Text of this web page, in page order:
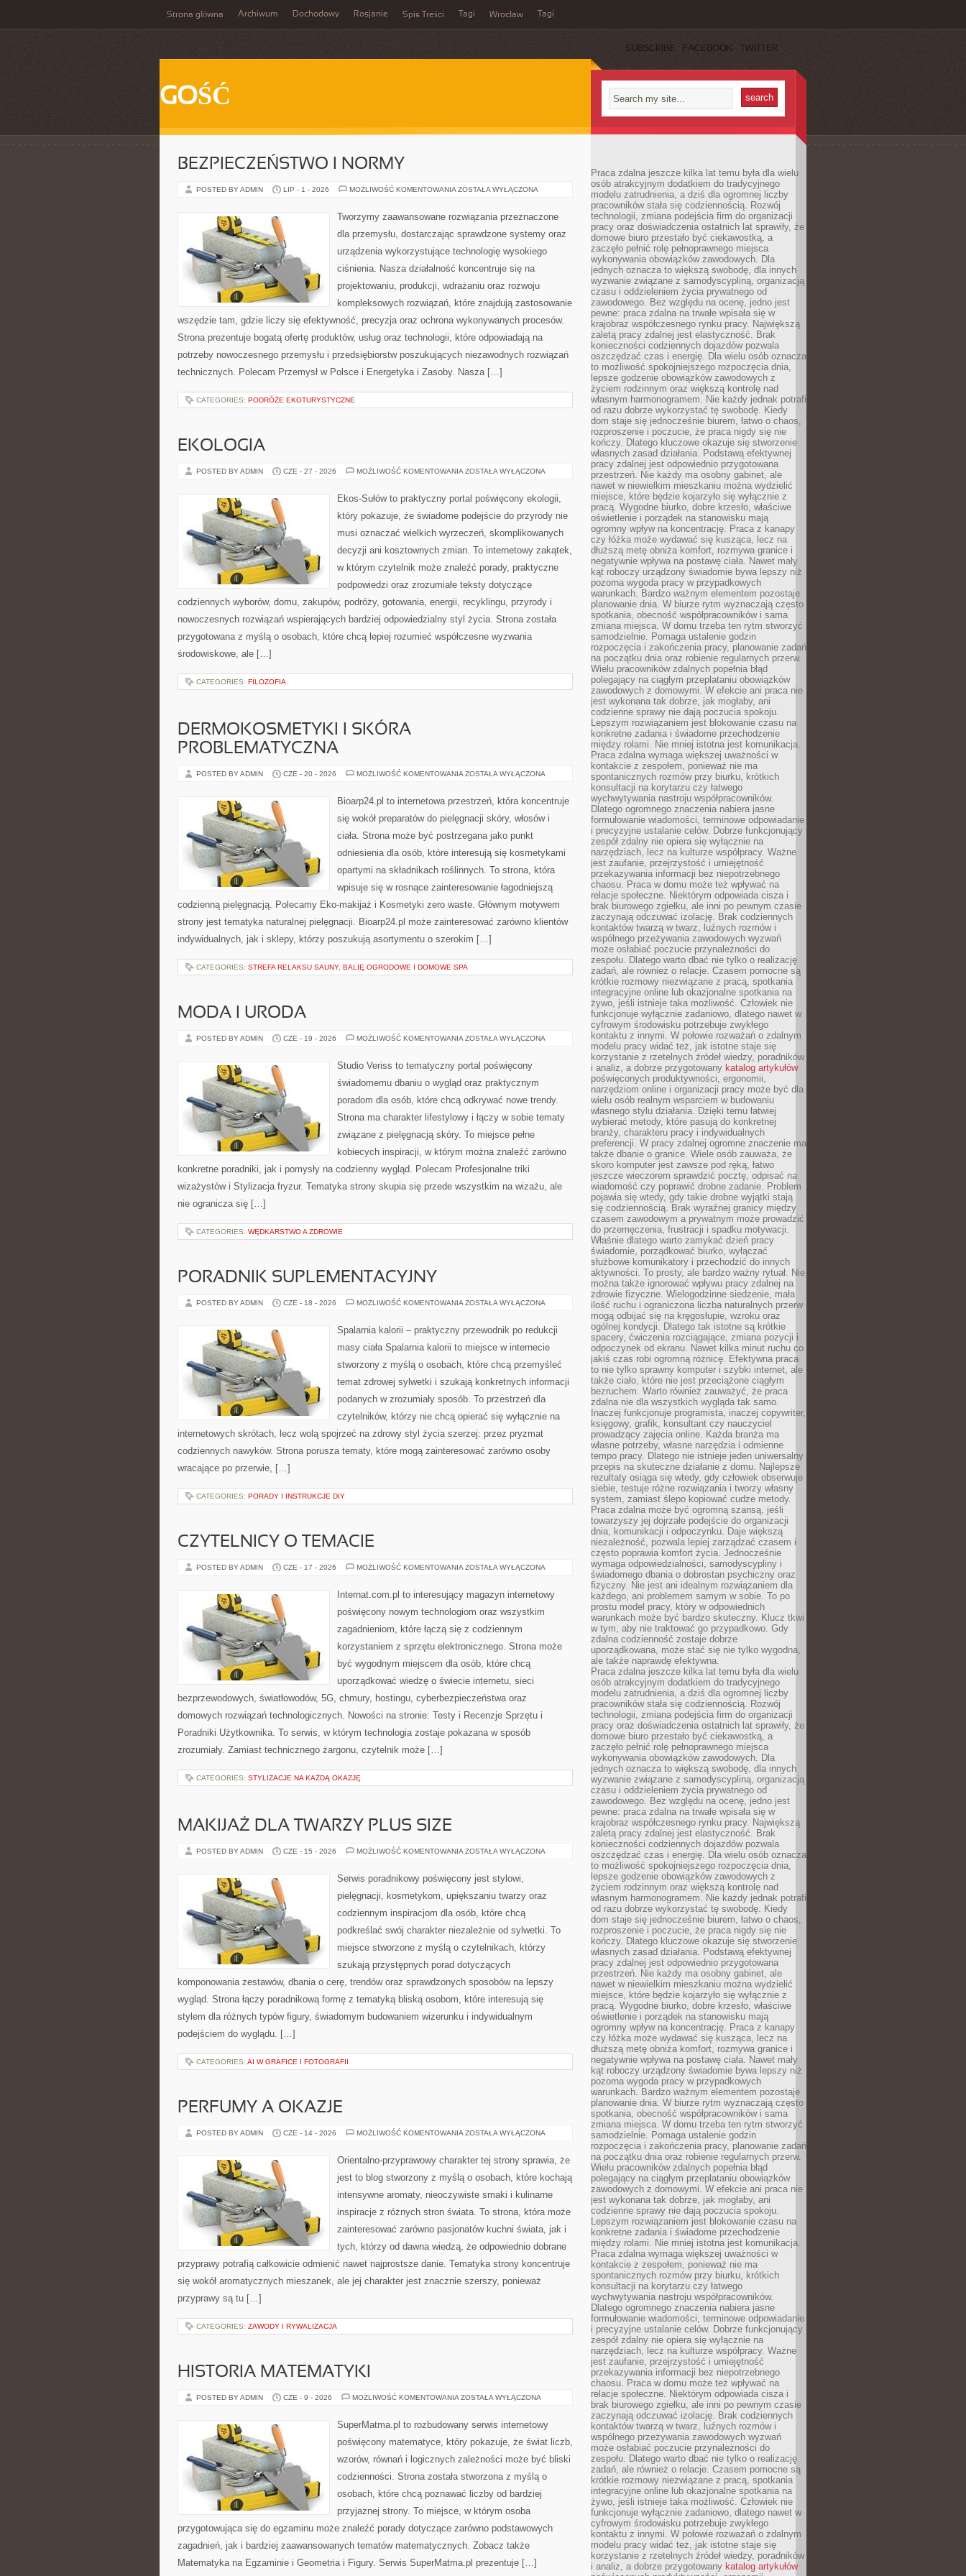
Strona główna Archiwum Dochodowy Rosjanie Spis Treści Tagi Wrocław Tagi
SUBSCRIBE FACEBOOK TWITTER
GOŚĆ
BEZPIECZEŃSTWO I NORMY
POSTED BY ADMIN LIP - 1 - 2026 MOŻLIWOŚĆ KOMENTOWANIA BEZPIECZEŃSTWO
ZOSTAŁA WYŁĄCZONA
Tworzymy zaawansowane rozwiązania przeznaczone
dla przemysłu, dostarczając sprawdzone systemy oraz
urządzenia wykorzystujące technologię wysokiego
ciśnienia. Nasza działalność koncentruje się na
projektowaniu, produkcji, wdrażaniu oraz rozwoju
kompleksowych rozwiązań, które znajdują zastosowanie
wszędzie tam, gdzie liczy się efektywność, precyzja oraz ochrona wykonywanych procesów.
Strona prezentuje bogatą ofertę produktów, usług oraz technologii, które odpowiadają na
potrzeby nowoczesnego przemysłu i przedsiębiorstw poszukujących niezawodnych rozwiązań
technicznych. Polecam Przemysł w Polsce i Energetyka i Zasoby. Nasza […]
CATEGORIES: PODRÓŻE EKOTURYSTYCZNE
EKOLOGIA
POSTED BY ADMIN CZE - 27 - 2026 MOŻLIWOŚĆ KOMENTOWANIA EKOLOGIA
ZOSTAŁA WYŁĄCZONA
Ekos-Sułów to praktyczny portal poświęcony ekologii,
który pokazuje, że świadome podejście do przyrody nie
musi oznaczać wielkich wyrzeczeń, skomplikowanych
decyzji ani kosztownych zmian. To internetowy zakątek,
w którym czytelnik może znaleźć porady, praktyczne
podpowiedzi oraz zrozumiałe teksty dotyczące
codziennych wyborów, domu, zakupów, podróży, gotowania, energii, recyklingu, przyrody i
nowoczesnych rozwiązań wspierających bardziej odpowiedzialny styl życia. Strona została
przygotowana z myślą o osobach, które chcą lepiej rozumieć współczesne wyzwania
środowiskowe, ale […]
CATEGORIES: FILOZOFIA
DERMOKOSMETYKI I SKÓRA
PROBLEMATYCZNA
POSTED BY ADMIN CZE - 20 - 2026 MOŻLIWOŚĆ KOMENTOWANIA DERMOKOSMETYKI
PROBLEMATYCZNA
ZOSTAŁA WYŁĄCZONA
Bioarp24.pl to internetowa przestrzeń, która koncentruje
się wokół preparatów do pielęgnacji skóry, włosów i
ciała. Strona może być postrzegana jako punkt
odniesienia dla osób, które interesują się kosmetykami
opartymi na składnikach roślinnych. To strona, która
wpisuje się w rosnące zainteresowanie łagodniejszą
codzienną pielęgnacją. Polecamy Eko-makijaż i Kosmetyki zero waste. Głównym motywem
strony jest tematyka naturalnej pielęgnacji. Bioarp24.pl może zainteresować zarówno klientów
indywidualnych, jak i sklepy, którzy poszukują asortymentu o szerokim […]
CATEGORIES: STREFA RELAKSU SAUNY, BALIĘ OGRODOWE I DOMOWE SPA
MODA I URODA
POSTED BY ADMIN CZE - 19 - 2026 MOŻLIWOŚĆ KOMENTOWANIA MODA
ZOSTAŁA WYŁĄCZONA
Studio Veriss to tematyczny portal poświęcony
świadomemu dbaniu o wygląd oraz praktycznym
poradom dla osób, które chcą odkrywać nowe trendy.
Strona ma charakter lifestylowy i łączy w sobie tematy
związane z pielęgnacją skóry. To miejsce pełne
kobiecych inspiracji, w którym można znaleźć zarówno
konkretne poradniki, jak i pomysły na codzienny wygląd. Polecam Profesjonalne triki
wizażystów i Stylizacja fryzur. Tematyka strony skupia się przede wszystkim na wizażu, ale
nie ogranicza się […]
CATEGORIES: WĘDKARSTWO A ZDROWIE
PORADNIK SUPLEMENTACYJNY
POSTED BY ADMIN CZE - 18 - 2026 MOŻLIWOŚĆ KOMENTOWANIA PORADNIK
ZOSTAŁA WYŁĄCZONA
Spalarnia kalorii – praktyczny przewodnik po redukcji
masy ciała Spalarnia kalorii to miejsce w internecie
stworzony z myślą o osobach, które chcą przemyśleć
temat zdrowej sylwetki i szukają konkretnych informacji
podanych w zrozumiały sposób. To przestrzeń dla
czytelników, którzy nie chcą opierać się wyłącznie na
internetowych skrótach, lecz wolą spojrzeć na zdrowy styl życia szerzej: przez pryzmat
codziennych nawyków. Strona porusza tematy, które mogą zainteresować zarówno osoby
wracające po przerwie, […]
CATEGORIES: PORADY I INSTRUKCJE DIY
CZYTELNICY O TEMACIE
POSTED BY ADMIN CZE - 17 - 2026 MOŻLIWOŚĆ KOMENTOWANIA CZYTELNICY
ZOSTAŁA WYŁĄCZONA
Internat.com.pl to interesujący magazyn internetowy
poświęcony nowym technologiom oraz wszystkim
zagadnieniom, które łączą się z codziennym
korzystaniem z sprzętu elektronicznego. Strona może
być wygodnym miejscem dla osób, które chcą
uporządkować wiedzę o świecie internetu, sieci
bezprzewodowych, światłowodów, 5G, chmury, hostingu, cyberbezpieczeństwa oraz
domowych rozwiązań technologicznych. Nowości na stronie: Testy i Recenzje Sprzętu i
Poradniki Użytkownika. To serwis, w którym technologia zostaje pokazana w sposób
zrozumiały. Zamiast technicznego żargonu, czytelnik może […]
CATEGORIES: STYLIZACJE NA KAŻDĄ OKAZJĘ
MAKIJAŻ DLA TWARZY PLUS SIZE
POSTED BY ADMIN CZE - 15 - 2026 MOŻLIWOŚĆ KOMENTOWANIA MAKIJAŻ
PLUS
SIZE
ZOSTAŁA WYŁĄCZONA
Serwis poradnikowy poświęcony jest stylowi,
pielęgnacji, kosmetykom, upiększaniu twarzy oraz
codziennym inspiracjom dla osób, które chcą
podkreślać swój charakter niezależnie od sylwetki. To
miejsce stworzone z myślą o czytelnikach, którzy
szukają przystępnych porad dotyczących
komponowania zestawów, dbania o cerę, trendów oraz sprawdzonych sposobów na lepszy
wygląd. Strona łączy poradnikową formę z tematyką bliską osobom, które interesują się
stylem dla różnych typów figury, świadomym budowaniem wizerunku i indywidualnym
podejściem do wyglądu. […]
CATEGORIES: AI W GRAFICE I FOTOGRAFII
PERFUMY A OKAZJE
POSTED BY ADMIN CZE - 14 - 2026 MOŻLIWOŚĆ KOMENTOWANIA PERFUMY
ZOSTAŁA WYŁĄCZONA
Orientalno-przyprawowy charakter tej strony sprawia, że
jest to blog stworzony z myślą o osobach, które kochają
intensywne aromaty, nieoczywiste smaki i kulinarne
inspiracje z różnych stron świata. To strona, która może
zainteresować zarówno pasjonatów kuchni świata, jak i
tych, którzy od dawna wiedzą, że odpowiednio dobrane
przyprawy potrafią całkowicie odmienić nawet najprostsze danie. Tematyka strony koncentruje
się wokół aromatycznych mieszanek, ale jej charakter jest znacznie szerszy, ponieważ
przyprawy są tu […]
CATEGORIES: ZAWODY I RYWALIZACJA
HISTORIA MATEMATYKI
POSTED BY ADMIN CZE - 9 - 2026 MOŻLIWOŚĆ KOMENTOWANIA HISTORIA
ZOSTAŁA WYŁĄCZONA
SuperMatma.pl to rozbudowany serwis internetowy
poświęcony matematyce, który pokazuje, że świat liczb,
wzorów, równań i logicznych zależności może być bliski
codzienności. Strona została stworzona z myślą o
osobach, które chcą poznawać liczby od bardziej
przyjaznej strony. To miejsce, w którym osoba
przygotowująca się do egzaminu może znaleźć porady dotyczące zarówno podstawowych
zagadnień, jak i bardziej zaawansowanych tematów matematycznych. Zobacz także
Matematyka na Egzaminie i Geometria i Figury. Serwis SuperMatma.pl prezentuje […]
Praca zdalna jeszcze kilka lat temu była dla wielu
osób atrakcyjnym dodatkiem do tradycyjnego
modelu zatrudnienia, a dziś dla ogromnej liczby
pracowników stała się codziennością. Rozwój
technologii, zmiana podejścia firm do organizacji
pracy oraz doświadczenia ostatnich lat sprawiły, że
domowe biuro przestało być ciekawostką, a
zaczęło pełnić rolę pełnoprawnego miejsca
wykonywania obowiązków zawodowych. Dla
jednych oznacza to większą swobodę, dla innych
wyzwanie związane z samodyscypliną, organizacją
czasu i oddzieleniem życia prywatnego od
zawodowego. Bez względu na ocenę, jedno jest
pewne: praca zdalna na trwałe wpisała się w
krajobraz współczesnego rynku pracy. Największą
zaletą pracy zdalnej jest elastyczność. Brak
konieczności codziennych dojazdów pozwala
oszczędzać czas i energię. Dla wielu osób oznacza
to możliwość spokojniejszego rozpoczęcia dnia,
lepsze godzenie obowiązków zawodowych z
życiem rodzinnym oraz większą kontrolę nad
własnym harmonogramem. Nie każdy jednak potrafi
od razu dobrze wykorzystać tę swobodę. Kiedy
dom staje się jednocześnie biurem, łatwo o chaos,
rozproszenie i poczucie, że praca nigdy się nie
kończy. Dlatego kluczowe okazuje się stworzenie
własnych zasad działania. Podstawą efektywnej
pracy zdalnej jest odpowiednio przygotowana
przestrzeń. Nie każdy ma osobny gabinet, ale
nawet w niewielkim mieszkaniu można wydzielić
miejsce, które będzie kojarzyło się wyłącznie z
pracą. Wygodne biurko, dobre krzesło, właściwe
oświetlenie i porządek na stanowisku mają
ogromny wpływ na koncentrację. Praca z kanapy
czy łóżka może wydawać się kusząca, lecz na
dłuższą metę obniża komfort, rozmywa granice i
negatywnie wpływa na postawę ciała. Nawet mały
kąt roboczy urządzony świadomie bywa lepszy niż
pozorna wygoda pracy w przypadkowych
warunkach. Bardzo ważnym elementem pozostaje
planowanie dnia. W biurze rytm wyznaczają często
spotkania, obecność współpracowników i sama
zmiana miejsca. W domu trzeba ten rytm stworzyć
samodzielnie. Pomaga ustalenie godzin
rozpoczęcia i zakończenia pracy, planowanie zadań
na początku dnia oraz robienie regularnych przerw.
Wielu pracowników zdalnych popełnia błąd
polegający na ciągłym przeplataniu obowiązków
zawodowych z domowymi. W efekcie ani praca nie
jest wykonana tak dobrze, jak mogłaby, ani
codzienne sprawy nie dają poczucia spokoju.
Lepszym rozwiązaniem jest blokowanie czasu na
konkretne zadania i świadome przechodzenie
między rolami. Nie mniej istotna jest komunikacja.
Praca zdalna wymaga większej uważności w
kontakcie z zespołem, ponieważ nie ma
spontanicznych rozmów przy biurku, krótkich
konsultacji na korytarzu czy łatwego
wychwytywania nastroju współpracowników.
Dlatego ogromnego znaczenia nabiera jasne
formułowanie wiadomości, terminowe odpowiadanie
i precyzyjne ustalanie celów. Dobrze funkcjonujący
zespół zdalny nie opiera się wyłącznie na
narzędziach, lecz na kulturze współpracy. Ważne
jest zaufanie, przejrzystość i umiejętność
przekazywania informacji bez niepotrzebnego
chaosu. Praca w domu może też wpływać na
relacje społeczne. Niektórym odpowiada cisza i
brak biurowego zgiełku, ale inni po pewnym czasie
zaczynają odczuwać izolację. Brak codziennych
kontaktów twarzą w twarz, luźnych rozmów i
wspólnego przeżywania zawodowych wyzwań
może osłabiać poczucie przynależności do
zespołu. Dlatego warto dbać nie tylko o realizację
zadań, ale również o relacje. Czasem pomocne są
krótkie rozmowy niezwiązane z pracą, spotkania
integracyjne online lub okazjonalne spotkania na
żywo, jeśli istnieje taka możliwość. Człowiek nie
funkcjonuje wyłącznie zadaniowo, dlatego nawet w
cyfrowym środowisku potrzebuje zwykłego
kontaktu z innymi. W połowie rozważań o zdalnym
modelu pracy widać też, jak istotne staje się
korzystanie z rzetelnych źródeł wiedzy, poradników
i analiz, a dobrze przygotowany katalog artykułów
poświęconych produktywności, ergonomii,
narzędziom online i organizacji pracy może być dla
wielu osób realnym wsparciem w budowaniu
własnego stylu działania. Dzięki temu łatwiej
wybierać metody, które pasują do konkretnej
branży, charakteru pracy i indywidualnych
preferencji. W pracy zdalnej ogromne znaczenie ma
także dbanie o granice. Wiele osób zauważa, że
skoro komputer jest zawsze pod ręką, łatwo
jeszcze wieczorem sprawdzić pocztę, odpisać na
wiadomość czy poprawić drobne zadanie. Problem
pojawia się wtedy, gdy takie drobne wyjątki stają
się codziennością. Brak wyraźnej granicy między
czasem zawodowym a prywatnym może prowadzić
do przemęczenia, frustracji i spadku motywacji.
Właśnie dlatego warto zamykać dzień pracy
świadomie, porządkować biurko, wyłączać
służbowe komunikatory i przechodzić do innych
aktywności. To prosty, ale bardzo ważny rytuał. Nie
można także ignorować wpływu pracy zdalnej na
zdrowie fizyczne. Wielogodzinne siedzenie, mała
ilość ruchu i ograniczona liczba naturalnych przerw
mogą odbijać się na kręgosłupie, wzroku oraz
ogólnej kondycji. Dlatego tak istotne są krótkie
spacery, ćwiczenia rozciągające, zmiana pozycji i
odpoczynek od ekranu. Nawet kilka minut ruchu co
jakiś czas robi ogromną różnicę. Efektywna praca
to nie tylko sprawny komputer i szybki internet, ale
także ciało, które nie jest przeciążone ciągłym
bezruchem. Warto również zauważyć, że praca
zdalna nie dla wszystkich wygląda tak samo.
Inaczej funkcjonuje programista, inaczej copywriter,
księgowy, grafik, konsultant czy nauczyciel
prowadzący zajęcia online. Każda branża ma
własne potrzeby, własne narzędzia i odmienne
tempo pracy. Dlatego nie istnieje jeden uniwersalny
przepis na skuteczne działanie z domu. Najlepsze
rezultaty osiąga się wtedy, gdy człowiek obserwuje
siebie, testuje różne rozwiązania i tworzy własny
system, zamiast ślepo kopiować cudze metody.
Praca zdalna może być ogromną szansą, jeśli
towarzyszy jej dojrzałe podejście do organizacji
dnia, komunikacji i odpoczynku. Daje większą
niezależność, pozwala lepiej zarządzać czasem i
często poprawia komfort życia. Jednocześnie
wymaga odpowiedzialności, samodyscypliny i
świadomego dbania o dobrostan psychiczny oraz
fizyczny. Nie jest ani idealnym rozwiązaniem dla
każdego, ani problemem samym w sobie. To po
prostu model pracy, który w odpowiednich
warunkach może być bardzo skuteczny. Klucz tkwi
w tym, aby nie traktować go przypadkowo. Gdy
zdalna codzienność zostaje dobrze
uporządkowana, może stać się nie tylko wygodna,
ale także naprawdę efektywna.
Praca zdalna jeszcze kilka lat temu była dla wielu
osób atrakcyjnym dodatkiem do tradycyjnego
modelu zatrudnienia, a dziś dla ogromnej liczby
pracowników stała się codziennością. Rozwój
technologii, zmiana podejścia firm do organizacji
pracy oraz doświadczenia ostatnich lat sprawiły, że
domowe biuro przestało być ciekawostką, a
zaczęło pełnić rolę pełnoprawnego miejsca
wykonywania obowiązków zawodowych. Dla
jednych oznacza to większą swobodę, dla innych
wyzwanie związane z samodyscypliną, organizacją
czasu i oddzieleniem życia prywatnego od
zawodowego. Bez względu na ocenę, jedno jest
pewne: praca zdalna na trwałe wpisała się w
krajobraz współczesnego rynku pracy. Największą
zaletą pracy zdalnej jest elastyczność. Brak
konieczności codziennych dojazdów pozwala
oszczędzać czas i energię. Dla wielu osób oznacza
to możliwość spokojniejszego rozpoczęcia dnia,
lepsze godzenie obowiązków zawodowych z
życiem rodzinnym oraz większą kontrolę nad
własnym harmonogramem. Nie każdy jednak potrafi
od razu dobrze wykorzystać tę swobodę. Kiedy
dom staje się jednocześnie biurem, łatwo o chaos,
rozproszenie i poczucie, że praca nigdy się nie
kończy. Dlatego kluczowe okazuje się stworzenie
własnych zasad działania. Podstawą efektywnej
pracy zdalnej jest odpowiednio przygotowana
przestrzeń. Nie każdy ma osobny gabinet, ale
nawet w niewielkim mieszkaniu można wydzielić
miejsce, które będzie kojarzyło się wyłącznie z
pracą. Wygodne biurko, dobre krzesło, właściwe
oświetlenie i porządek na stanowisku mają
ogromny wpływ na koncentrację. Praca z kanapy
czy łóżka może wydawać się kusząca, lecz na
dłuższą metę obniża komfort, rozmywa granice i
negatywnie wpływa na postawę ciała. Nawet mały
kąt roboczy urządzony świadomie bywa lepszy niż
pozorna wygoda pracy w przypadkowych
warunkach. Bardzo ważnym elementem pozostaje
planowanie dnia. W biurze rytm wyznaczają często
spotkania, obecność współpracowników i sama
zmiana miejsca. W domu trzeba ten rytm stworzyć
samodzielnie. Pomaga ustalenie godzin
rozpoczęcia i zakończenia pracy, planowanie zadań
na początku dnia oraz robienie regularnych przerw.
Wielu pracowników zdalnych popełnia błąd
polegający na ciągłym przeplataniu obowiązków
zawodowych z domowymi. W efekcie ani praca nie
jest wykonana tak dobrze, jak mogłaby, ani
codzienne sprawy nie dają poczucia spokoju.
Lepszym rozwiązaniem jest blokowanie czasu na
konkretne zadania i świadome przechodzenie
między rolami. Nie mniej istotna jest komunikacja.
Praca zdalna wymaga większej uważności w
kontakcie z zespołem, ponieważ nie ma
spontanicznych rozmów przy biurku, krótkich
konsultacji na korytarzu czy łatwego
wychwytywania nastroju współpracowników.
Dlatego ogromnego znaczenia nabiera jasne
formułowanie wiadomości, terminowe odpowiadanie
i precyzyjne ustalanie celów. Dobrze funkcjonujący
zespół zdalny nie opiera się wyłącznie na
narzędziach, lecz na kulturze współpracy. Ważne
jest zaufanie, przejrzystość i umiejętność
przekazywania informacji bez niepotrzebnego
chaosu. Praca w domu może też wpływać na
relacje społeczne. Niektórym odpowiada cisza i
brak biurowego zgiełku, ale inni po pewnym czasie
zaczynają odczuwać izolację. Brak codziennych
kontaktów twarzą w twarz, luźnych rozmów i
wspólnego przeżywania zawodowych wyzwań
może osłabiać poczucie przynależności do
zespołu. Dlatego warto dbać nie tylko o realizację
zadań, ale również o relacje. Czasem pomocne są
krótkie rozmowy niezwiązane z pracą, spotkania
integracyjne online lub okazjonalne spotkania na
żywo, jeśli istnieje taka możliwość. Człowiek nie
funkcjonuje wyłącznie zadaniowo, dlatego nawet w
cyfrowym środowisku potrzebuje zwykłego
kontaktu z innymi. W połowie rozważań o zdalnym
modelu pracy widać też, jak istotne staje się
korzystanie z rzetelnych źródeł wiedzy, poradników
i analiz, a dobrze przygotowany katalog artykułów